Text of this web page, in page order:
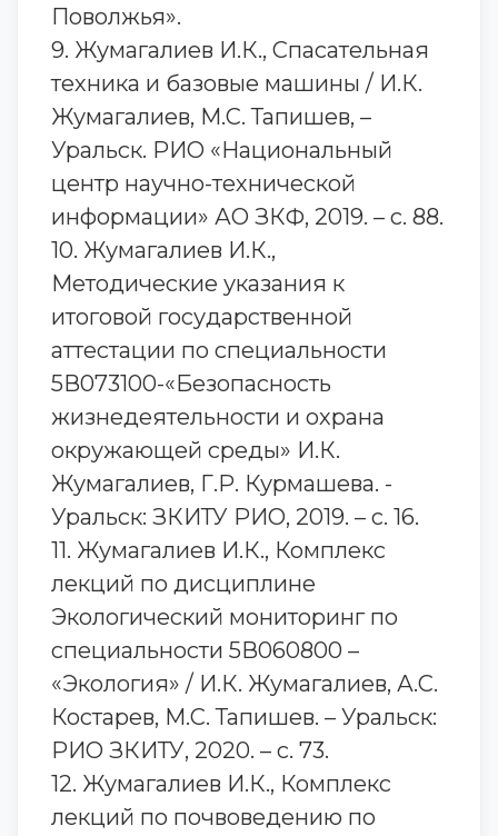
Поволжья».
9. Жумагалиев И.К., Спасательная
техника и базовые машины / И.К.
Жумагалиев, М.С. Тапишев, –
Уральск. РИО «Национальный
центр научно-технической
информации» АО ЗКФ, 2019. – с. 88.
10. Жумагалиев И.К.,
Методические указания к
итоговой государственной
аттестации по специальности
5В073100-«Безопасность
жизнедеятельности и охрана
окружающей среды» И.К.
Жумагалиев, Г.Р. Курмашева. -
Уральск: ЗКИТУ РИО, 2019. – с. 16.
11. Жумагалиев И.К., Комплекс
лекций по дисциплине
Экологический мониторинг по
специальности 5В060800 –
«Экология» / И.К. Жумагалиев, А.С.
Костарев, М.С. Тапишев. – Уральск:
РИО ЗКИТУ, 2020. – с. 73.
12. Жумагалиев И.К., Комплекс
лекций по почвоведению по